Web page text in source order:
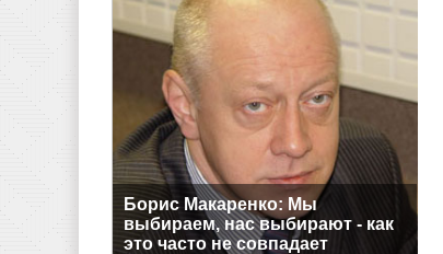
Борис Макаренко: Мы
выбираем, нас выбирают - как
это часто не совпадает